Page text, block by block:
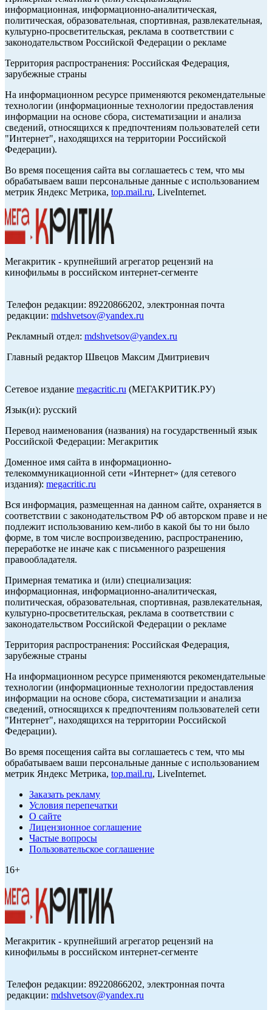
информационная, информационно-аналитическая,
политическая, образовательная, спортивная, развлекательная,
культурно-просветительская, реклама в соответствии с
законодательством Российской Федерации о рекламе
Территория распространения: Российская Федерация,
зарубежные страны
На информационном ресурсе применяются рекомендательные
технологии (информационные технологии предоставления
информации на основе сбора, систематизации и анализа
сведений, относящихся к предпочтениям пользователей сети
"Интернет", находящихся на территории Российской
Федерации).
Во время посещения сайта вы соглашаетесь с тем, что мы
обрабатываем ваши персональные данные с использованием
метрик Яндекс Метрика, top.mail.ru, LiveInternet.
Мегакритик - крупнейший агрегатор рецензий на
кинофильмы в российском интернет-сегменте
Телефон редакции: 89220866202, электронная почта
редакции: mdshvetsov@yandex.ru
Рекламный отдел: mdshvetsov@yandex.ru
Главный редактор Швецов Максим Дмитриевич
Сетевое издание megacritic.ru (МЕГАКРИТИК.РУ)
Язык(и): русский
Перевод наименования (названия) на государственный язык
Российской Федерации: Мегакритик
Доменное имя сайта в информационно-
телекоммуникационной сети «Интернет» (для сетевого
издания): megacritic.ru
Вся информация, размещенная на данном сайте, охраняется в
соответствии с законодательством РФ об авторском праве и не
подлежит использованию кем-либо в какой бы то ни было
форме, в том числе воспроизведению, распространению,
переработке не иначе как с письменного разрешения
правообладателя.
Примерная тематика и (или) специализация:
информационная, информационно-аналитическая,
политическая, образовательная, спортивная, развлекательная,
культурно-просветительская, реклама в соответствии с
законодательством Российской Федерации о рекламе
Территория распространения: Российская Федерация,
зарубежные страны
На информационном ресурсе применяются рекомендательные
технологии (информационные технологии предоставления
информации на основе сбора, систематизации и анализа
сведений, относящихся к предпочтениям пользователей сети
"Интернет", находящихся на территории Российской
Федерации).
Во время посещения сайта вы соглашаетесь с тем, что мы
обрабатываем ваши персональные данные с использованием
метрик Яндекс Метрика, top.mail.ru, LiveInternet.
Заказать рекламу
Условия перепечатки
О сайте
Лицензионное соглашение
Частые вопросы
Пользовательское соглашение
16+
Мегакритик - крупнейший агрегатор рецензий на
кинофильмы в российском интернет-сегменте
Телефон редакции: 89220866202, электронная почта
редакции: mdshvetsov@yandex.ru